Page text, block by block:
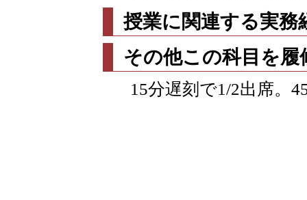
授業に関連する実務
その他この科目を
15分遅刻で1/2出席。